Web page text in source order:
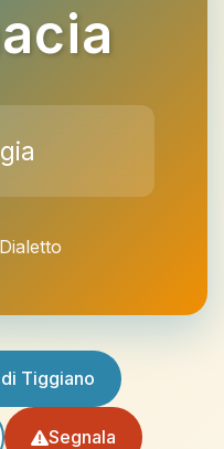
Dialetto
Tiggiano
Segnala